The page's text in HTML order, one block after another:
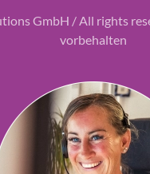
GmbH / All rights
vorbehalten